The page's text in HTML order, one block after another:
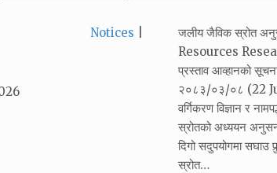
Categories:
Notices
जलीय जैविक स्रोत
Resources
प्रस्ताव आव्हानको
२०८३/०३/०८ (22
वर्गिकरण विज्ञान र
स्रोतको अध्ययन
दिगो सदुपयोगमा सघाउ
स्रोत…